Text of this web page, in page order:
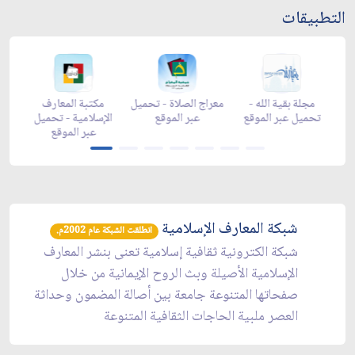
التطبيقات
مكتبة المعارف
الإسلامية - تحميل
عبر الموقع
معراج الصلاة - تحميل
عبر الموقع
مجلة بقية الله -
تحميل عبر الموقع
شبكة المعارف الإسلامية انطلقت الشبكة عام 2002م.
شبكة الكترونية ثقافية إسلامية تعنى بنشر المعارف
الإسلامية الأصيلة وبث الروح الإيمانية من خلال
صفحاتها المتنوعة جامعة بين أصالة المضمون وحداثة
العصر ملبية الحاجات الثقافية المتنوعة